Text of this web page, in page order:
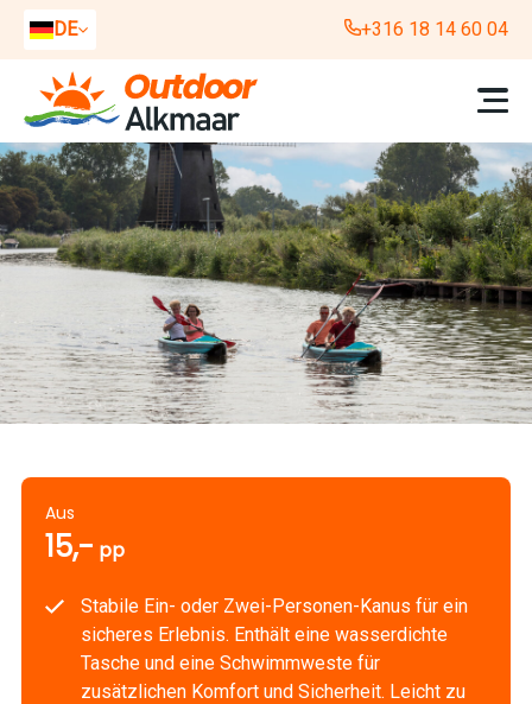
DE
NL
EN
+316 18 14 60 04
Aus
15,- pp
Stabile Ein- oder Zwei-Personen-Kanus für ein
sicheres Erlebnis. Enthält eine wasserdichte
Tasche und eine Schwimmweste für
zusätzlichen Komfort und Sicherheit. Leicht zu